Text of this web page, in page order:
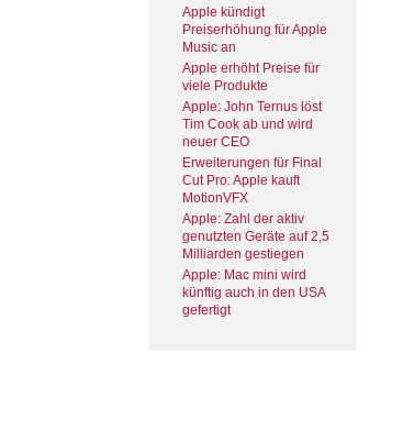
Apple kündigt
Preiserhöhung für Apple
Music an
Apple erhöht Preise für
viele Produkte
Apple: John Ternus löst
Tim Cook ab und wird
neuer CEO
Erweiterungen für Final
Cut Pro: Apple kauft
MotionVFX
Apple: Zahl der aktiv
genutzten Geräte auf 2,5
Milliarden gestiegen
Apple: Mac mini wird
künftig auch in den USA
gefertigt